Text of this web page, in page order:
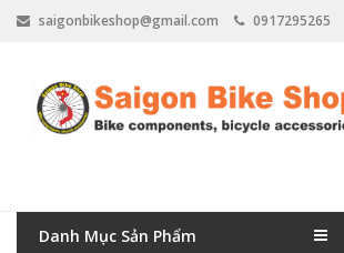
saigonbikeshop@gmail.com 0917295265
Danh Mục Sản Phẩm